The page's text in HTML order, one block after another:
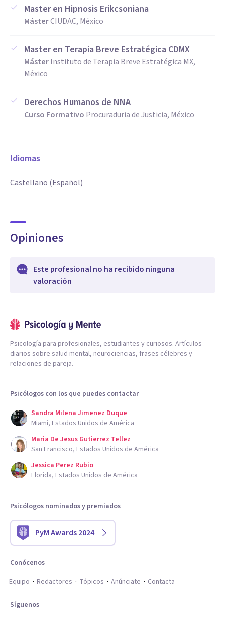
Master en Hipnosis Erikcsoniana
MásterCIUDAC, México
Master en Terapia Breve Estratégica CDMX
MásterInstituto de Terapia Breve Estratégica MX,
México
Derechos Humanos de NNA
Curso Formativo Procuraduria de Justicia, México
Idiomas
Castellano (Español)
Opiniones
Este profesional no ha recibido ninguna
valoración
Psicología para profesionales, estudiantes y curiosos. Artículos
diarios sobre salud mental, neurociencias, frases célebres y
relaciones de pareja.
Psicólogos con los que puedes contactar
Sandra Milena Jimenez Duque
Miami, Estados Unidos de América
Maria De Jesus Gutierrez Tellez
San Francisco, Estados Unidos de América
Jessica Perez Rubio
Florida, Estados Unidos de América
Psicólogos nominados y premiados
PyM Awards 2024
Conócenos
Equipo
Redactores Tópicos Anúnciate Contacta
Síguenos